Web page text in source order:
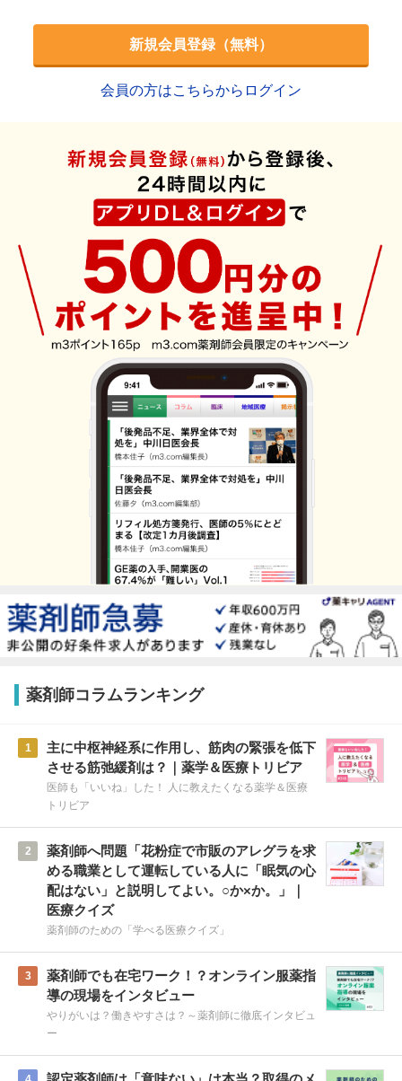
新規会員登録（無料）
会員の方はこちらからログイン
薬剤師コラムランキング
1
主に中枢神経系に作用し、筋肉の緊張を低下
させる筋弛緩剤は？｜薬学＆医療トリビア
医師も「いいね」した！ 人に教えたくなる薬学＆医療
トリビア
2
薬剤師へ問題「花粉症で市販のアレグラを求
める職業として運転している人に「眠気の心
配はない」と説明してよい。○か×か。」｜
医療クイズ
薬剤師のための「学べる医療クイズ」
3
薬剤師でも在宅ワーク！？オンライン服薬指
導の現場をインタビュー
やりがいは？働きやすさは？～薬剤師に徹底インタビュ
ー